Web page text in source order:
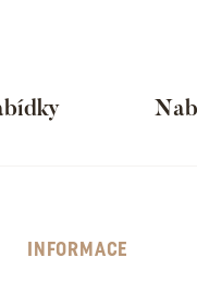
INFORMACE